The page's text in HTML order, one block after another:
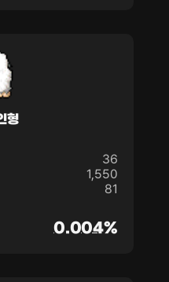
형
36
1,550
81
0.004%